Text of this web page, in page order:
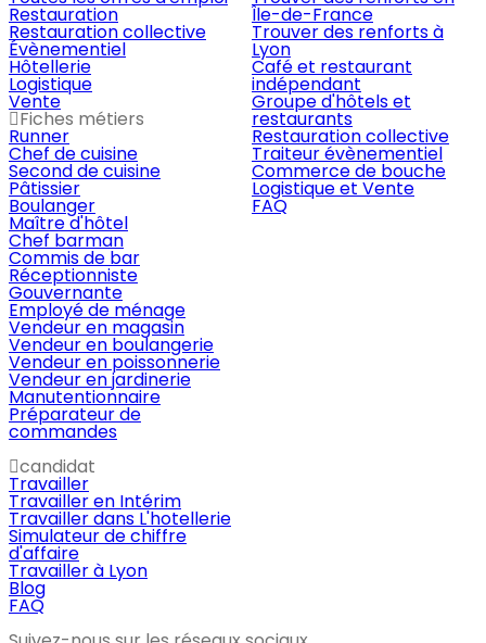
Restauration
Restauration collective
Évènementiel
Hôtellerie
Logistique
Vente
Fiches métiers
Runner
Chef de cuisine
Second de cuisine
Pâtissier
Boulanger
Maître d'hôtel
Chef barman
Commis de bar
Réceptionniste
Gouvernante
Employé de ménage
Vendeur en magasin
Vendeur en boulangerie
Vendeur en poissonnerie
Vendeur en jardinerie
Manutentionnaire
Préparateur de
commandes
Île-de-France
Trouver des renforts à
Lyon
Café et restaurant
indépendant
Groupe d'hôtels et
restaurants
Restauration collective
Traiteur évènementiel
Commerce de bouche
Logistique et Vente
FAQ
candidat
Travailler
Travailler en Intérim
Travailler dans L'hotellerie
Simulateur de chiffre
d'affaire
Travailler à Lyon
Blog
FAQ